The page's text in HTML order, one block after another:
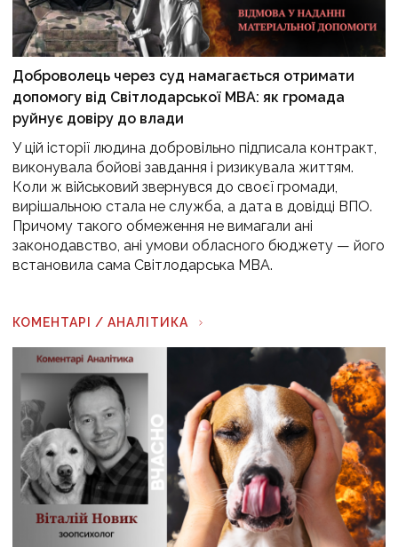
Доброволець через суд намагається отримати
допомогу від Світлодарської МВА: як громада
руйнує довіру до влади
У цій історії людина добровільно підписала контракт,
виконувала бойові завдання і ризикувала життям.
Коли ж військовий звернувся до своєї громади,
вирішальною стала не служба, а дата в довідці ВПО.
Причому такого обмеження не вимагали ані
законодавство, ані умови обласного бюджету — його
встановила сама Світлодарська МВА.
КОМЕНТАРІ / АНАЛІТИКА